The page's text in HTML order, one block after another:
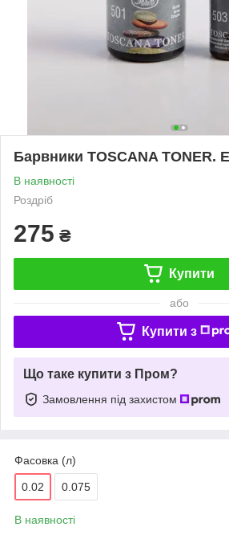
Барвники TOSCANA TONER.
В наявності
Роздріб
275 ₴
Купити
або
Купити з
Що таке купити з Пром?
Замовлення під захистом
Фасовка (л)
0.02 0.075
В наявності